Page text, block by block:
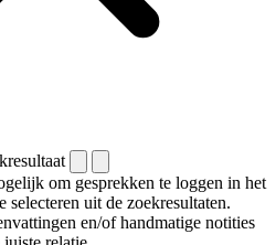
om gesprekken te loggen in het
uit de zoekresultaten.
en/of handmatige notities